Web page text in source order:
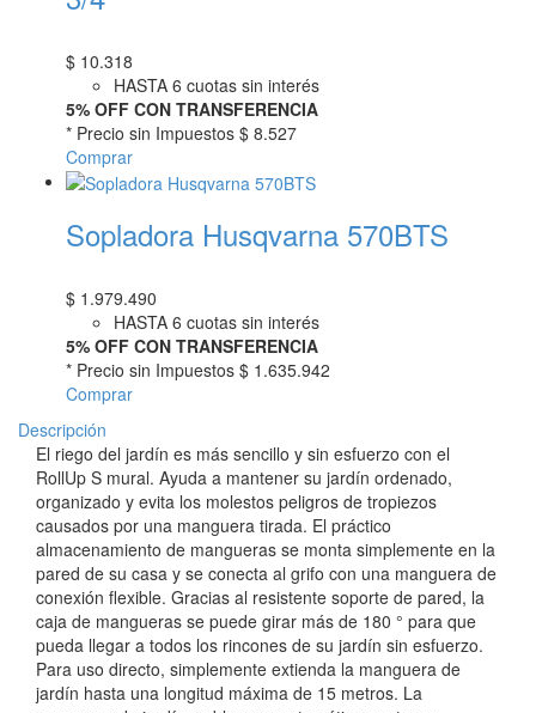
$ 10.318
HASTA 6 cuotas sin interés
5% OFF CON TRANSFERENCIA
* Precio sin Impuestos $ 8.527
Comprar
Sopladora Husqvarna 570BTS
$ 1.979.490
HASTA 6 cuotas sin interés
5% OFF CON TRANSFERENCIA
* Precio sin Impuestos $ 1.635.942
Comprar
Descripción
El riego del jardín es más sencillo y sin esfuerzo con el
RollUp S mural. Ayuda a mantener su jardín ordenado,
organizado y evita los molestos peligros de tropiezos
causados por una manguera tirada. El práctico
almacenamiento de mangueras se monta simplemente en la
pared de su casa y se conecta al grifo con una manguera de
conexión flexible. Gracias al resistente soporte de pared, la
caja de mangueras se puede girar más de 180 ° para que
pueda llegar a todos los rincones de su jardín sin esfuerzo.
Para uso directo, simplemente extienda la manguera de
jardín hasta una longitud máxima de 15 metros. La